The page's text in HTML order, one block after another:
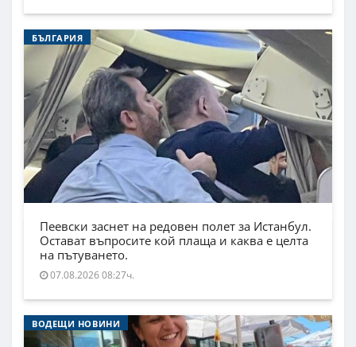
БЪЛГАРИЯ
Пеевски заснет на редовен полет за Истанбул.
Остават въпросите кой плаща и каква е целта
на пътуването.
07.08.2026 08:27ч.
ВОДЕЩИ НОВИНИ